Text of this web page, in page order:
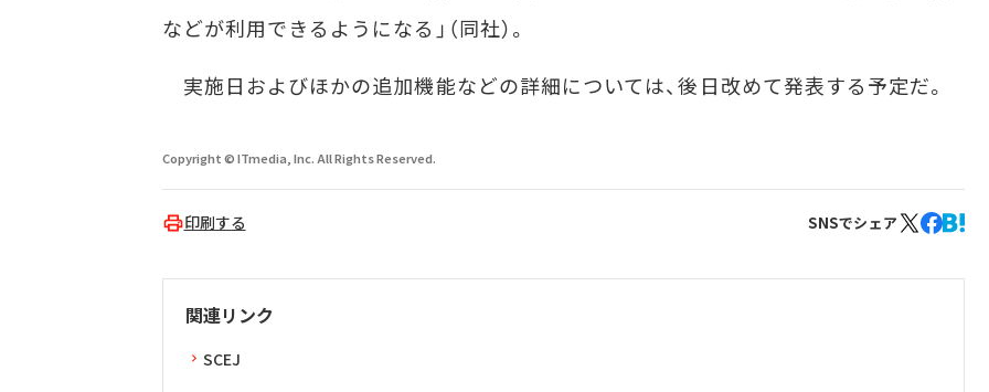
などが利用できるようになる」（同社）。
実施日およびほかの追加機能などの詳細については、後日改めて発表する予定だ。
Copyright © ITmedia, Inc. All Rights Reserved.
印刷する SNSでシェア
関連リンク
SCEJ